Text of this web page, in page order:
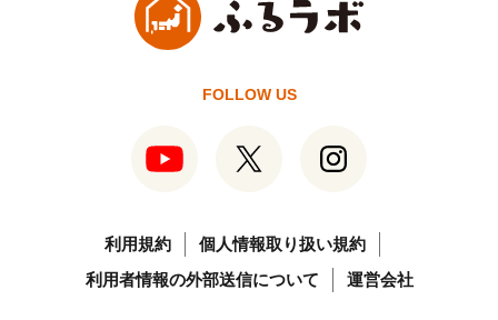
FOLLOW US
利用規約
個人情報取り扱い規約
利用者情報の外部送信について
運営会社